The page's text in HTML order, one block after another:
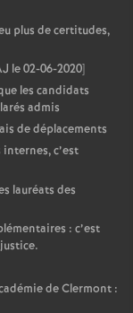
plus de certitudes,
le 02-06-2020]
les candidats
admis
de déplacements
c’est
lauréats des
: c’est
de Clermont :